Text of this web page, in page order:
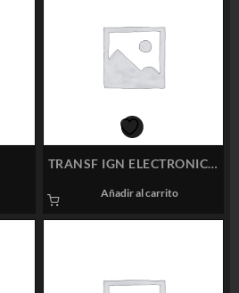
TRANSF IGN ELECTRONICO
BECKETT 17500V
Añadir al carrito